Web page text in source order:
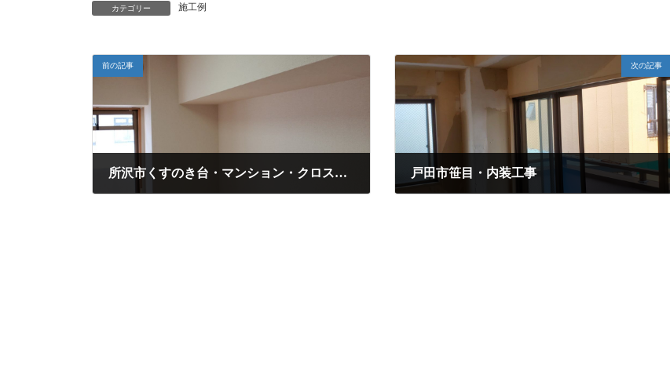
カテゴリー 施工例
前の記事
所沢市くすのき台・マンション・クロス貼り替え
次の記事
戸田市笹目・内装工事